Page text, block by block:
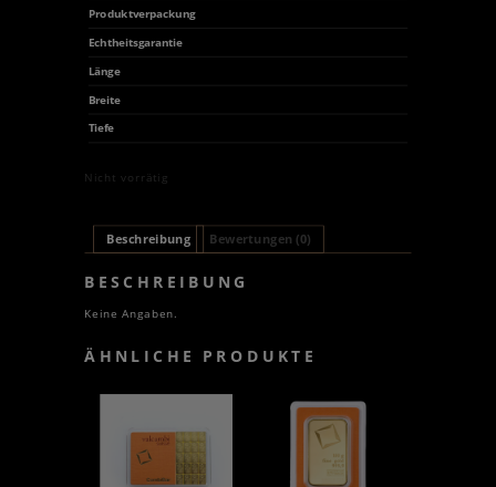
Produktverpackung
Echtheitsgarantie
Länge
Breite
Tiefe
Nicht vorrätig
Beschreibung Bewertungen (0)
BESCHREIBUNG
Keine Angaben.
ÄHNLICHE PRODUKTE